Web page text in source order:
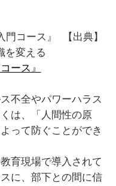
【出典】
を変える
ース』
不全やパワーハラス
は、「人間性の原
って防ぐことができ
育現場で導入されて
に、部下との間に信